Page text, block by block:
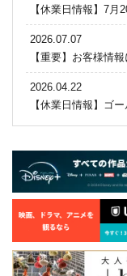
【休業日情報】7月
2026.07.07
【重要】お客様情
2026.04.22
【休業日情報】ゴ